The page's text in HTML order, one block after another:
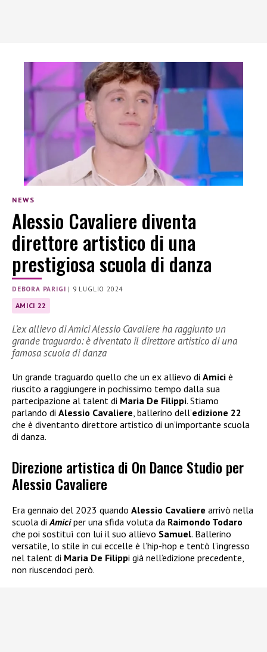
NEWS
Alessio Cavaliere diventa
direttore artistico di una
prestigiosa scuola di danza
DEBORA PARIGI | 9 LUGLIO 2024
AMICI 22
L’ex allievo di Amici Alessio Cavaliere ha raggiunto un
grande traguardo: è diventato il direttore artistico di una
famosa scuola di danza
Un grande traguardo quello che un ex allievo di Amici è
riuscito a raggiungere in pochissimo tempo dalla sua
partecipazione al talent di Maria De Filippi. Stiamo
parlando di Alessio Cavaliere, ballerino dell’edizione 22
che è diventanto direttore artistico di un’importante scuola
di danza.
Direzione artistica di On Dance Studio per
Alessio Cavaliere
Era gennaio del 2023 quando Alessio Cavaliere arrivò nella
scuola di Amiciper una sfida voluta da Raimondo Todaro
che poi sostituì con lui il suo allievo Samuel. Ballerino
versatile, lo stile in cui eccelle è l’hip-hop e tentò l’ingresso
nel talent di Maria De Filippi già nell’edizione precedente,
non riuscendoci però.